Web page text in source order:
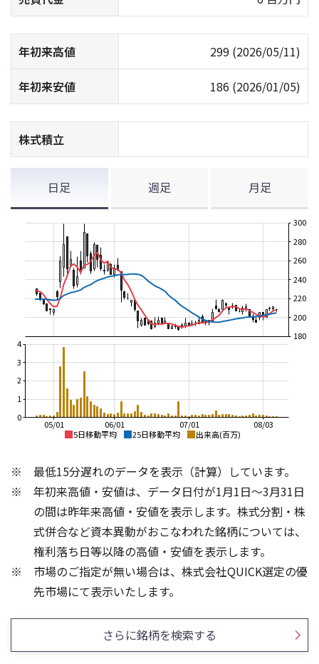
年初来高値 299 (2026/05/11)
年初来安値 186 (2026/01/05)
株式積立
日足 週足 月足
5日移動平均 25日移動平均 出来高(百万)
08/03
07/01
06/01
05/01
180
200
220
240
260
280
300
0
1
2
3
4
160
200
240
260
0
4
8
0
1,000
1,500
0
4
8
最低15分遅れのデータを表示（計算）しています。
年初来高値・安値は、データ日付が1月1日～3月31日
の間は昨年来高値・安値を表示します。株式分割・株
式併合など資本異動がおこなわれた銘柄については、
権利落ち日等以降の高値・安値を表示します。
市場のご指定が無い場合は、株式会社QUICK選定の優
先市場にて表示いたします。
さらに銘柄を検索する